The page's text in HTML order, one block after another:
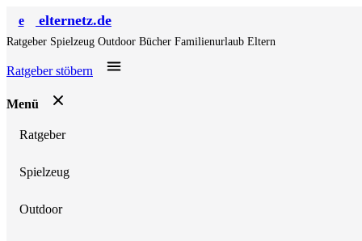
e elternetz.de
Ratgeber Spielzeug Outdoor Bücher Familienurlaub Eltern
Ratgeber stöbern
Menü
Ratgeber
Spielzeug
Outdoor